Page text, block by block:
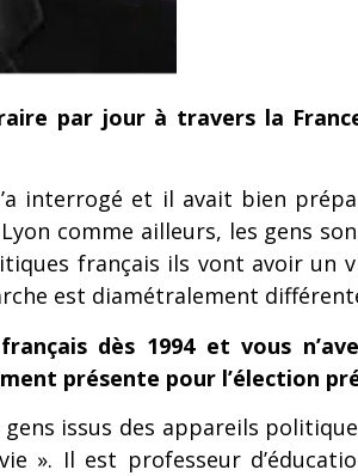
par jour à travers la
interrogé et il avait bien
comme ailleurs, les gens
français ils vont avoir
est diamétralement
dès 1994 et vous
présente pour l’élection
issus des appareils
». Il est professeur